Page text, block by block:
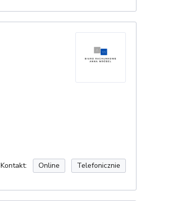
Kontakt: Online Telefonicznie